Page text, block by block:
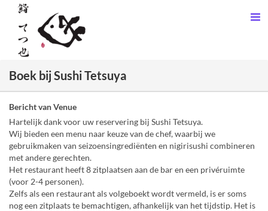
Boek bij Sushi Tetsuya
Bericht van Venue
Hartelijk dank voor uw reservering bij Sushi Tetsuya.
Wij bieden een menu naar keuze van de chef, waarbij we
gebruikmaken van seizoensingrediënten en nigirisushi combineren
met andere gerechten.
Het restaurant heeft 8 zitplaatsen aan de bar en een privéruimte
(voor 2-4 personen).
Zelfs als een restaurant als volgeboekt wordt vermeld, is er soms
nog een zitplaats te bemachtigen, afhankelijk van het tijdstip. Het is